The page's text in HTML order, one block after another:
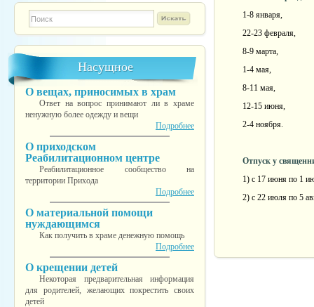
Форма поиска
TESTINS
Насущное
О вещах, приносимых в храм
Ответ на вопрос принимают ли в храме
ненужную более одежду и вещи
Подробнее
О приходском
Реабилитационном центре
Реабилитационное сообщество на
территории Прихода
Подробнее
О материальной помощи
нуждающимся
Как получить в храме денежную помощь
Подробнее
О крещении детей
Некоторая предварительная информация
для родителей, желающих покрестить своих
детей
1-8 января,
22-23 февраля,
8-9 марта,
1-4 мая,
8-11 мая,
12-15 июня,
2-4 ноября.
Отпуск у
1) с 17 июня по 1
2) с 22 июля по 5